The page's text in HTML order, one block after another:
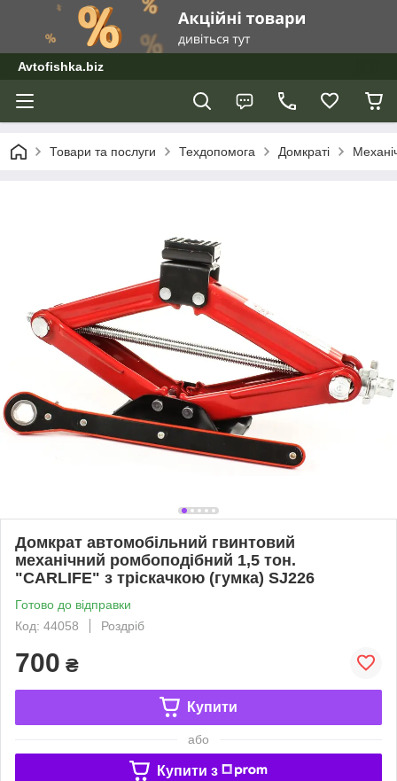
Avtofishka.biz
Товари та послуги Техдопомога Домкраті
Домкрат автомобільний гвинтовий
механічний ромбоподібний 1,5 тон.
"CARLIFE" з тріскачкою (гумка) SJ226
Готово до відправки
Код: 44058
Роздріб
700 ₴
Купити
або
Купити з